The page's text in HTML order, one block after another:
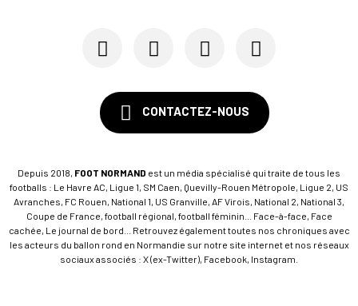
CONTACTEZ-NOUS
Depuis 2018, FOOT NORMAND est un média spécialisé qui traite de tous les
footballs : Le Havre AC, Ligue 1, SM Caen, Quevilly-Rouen Métropole, Ligue 2, US
Avranches, FC Rouen, National 1, US Granville, AF Virois, National 2, National 3,
Coupe de France, football régional, football féminin... Face-à-face, Face
cachée, Le journal de bord... Retrouvez également toutes nos chroniques avec
les acteurs du ballon rond en Normandie sur notre site internet et nos réseaux
sociaux associés : X (ex-Twitter), Facebook, Instagram.